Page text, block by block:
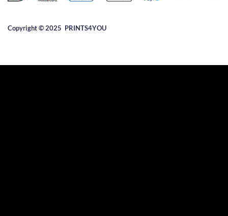
Copyright © 2025 ​PRINTS4YOU